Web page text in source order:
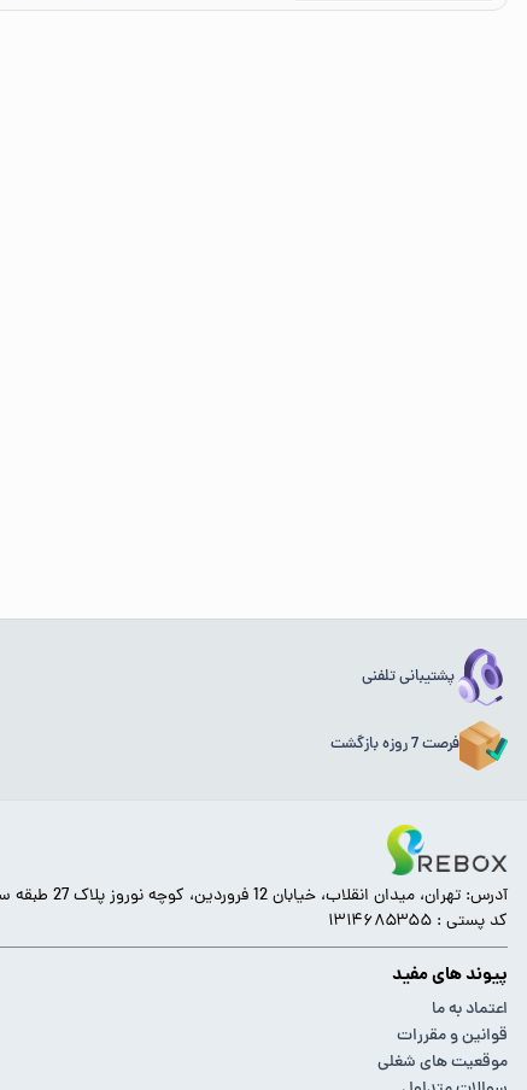
پشتیبانی تلفنی
فرصت 7 روزه بازگشت
آدرس: تهران، میدان انقلاب، خیابان 12 فروردین، کوچه نوروز پلاک 27 طبقه سوم.
کد پستی : ۱۳۱۴۶۸۵۳۵۵
پیوند های مفید
اعتماد به ما
قوانین و مقررات
موقعیت های شغلی